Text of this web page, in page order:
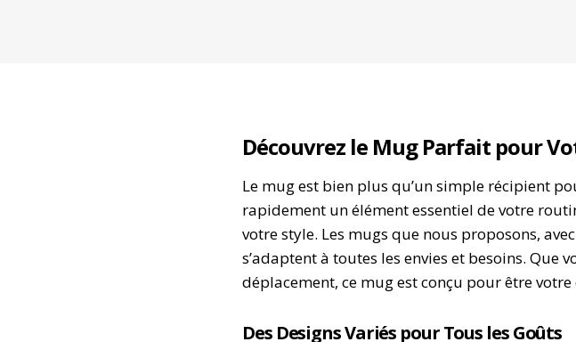
Découvrez le Mug Parfait pour
Le mug est bien plus qu’un simple récipient
rapidement un élément essentiel de votre
votre style. Les mugs que nous proposons,
s’adaptent à toutes les envies et besoins. Que
déplacement, ce mug est conçu pour être
Des Designs Variés pour Tous les Goûts